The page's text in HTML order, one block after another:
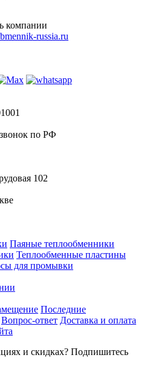
компании
russia.ru
по РФ
102
Паяные теплообменники
Теплообменные пластины
для промывки
Последние
Вопрос-ответ Доставка и оплата
и скидках? Подпишитесь